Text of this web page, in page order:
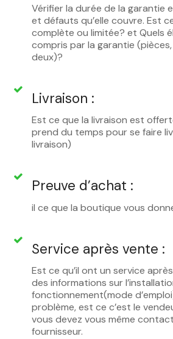
Vérifier la durée de la garantie
et défauts qu’elle couvre. Est
complète ou limitée? et Quels
compris par la garantie
deux)?
Livraison :
Est ce que la livraison est
prend du temps pour se faire
livraison)
Preuve d’achat :
il ce que la boutique vous
Service après vente :
Est ce qu’il ont un service
des informations sur
fonctionnement(mode
problème, est ce c’est le
vous devez vous même
fournisseur.